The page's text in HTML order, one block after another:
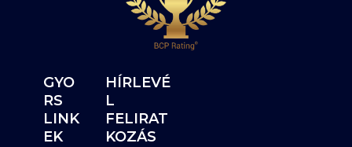
GYO
RS
LINK
EK
HÍRLEVÉ
L
FELIRAT
KOZÁS